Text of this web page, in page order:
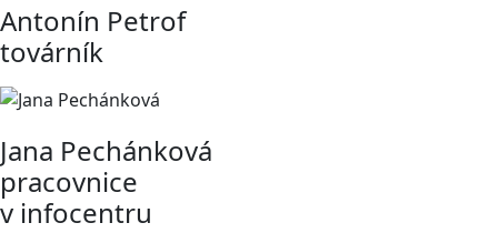
Antonín Petrof
továrník
Jana Pechánková
pracovnice
v infocentru